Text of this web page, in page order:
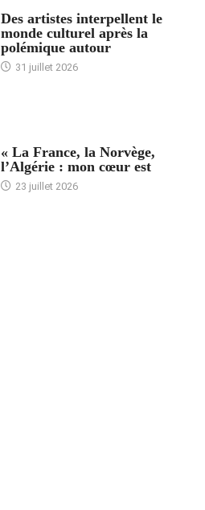
Des artistes interpellent le
monde culturel après la
polémique autour
31 juillet 2026
« La France, la Norvège,
l’Algérie : mon cœur est
23 juillet 2026